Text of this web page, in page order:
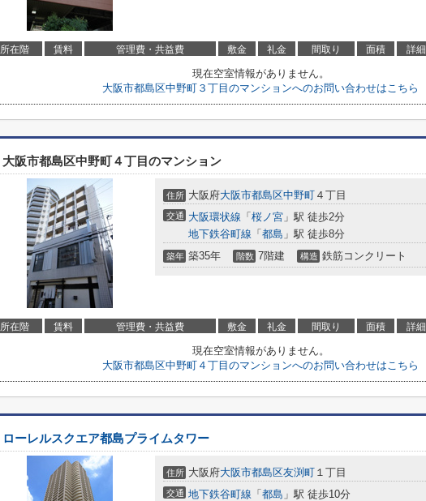
所在階 賃料 管理費・共益費 敷金 礼金 間取り 面積 詳細
現在空室情報がありません。
大阪市都島区中野町３丁目のマンションへのお問い合わせはこちら
大阪市都島区中野町４丁目のマンション
住所 大阪府大阪市都島区中野町 ４丁目
交通 大阪環状線 「 桜ノ宮 」駅 徒歩2分
地下鉄谷町線 「 都島 」駅 徒歩8分
築年 築35年 階数 7階建 構造 鉄筋コンクリート
所在階 賃料 管理費・共益費 敷金 礼金 間取り 面積 詳細
現在空室情報がありません。
大阪市都島区中野町４丁目のマンションへのお問い合わせはこちら
ローレルスクエア都島プライムタワー
住所 大阪府大阪市都島区友渕町 １丁目
交通 地下鉄谷町線 「 都島 」駅 徒歩10分